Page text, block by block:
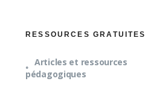
RESSOURCES GRATUITES
Articles et ressources
pédagogiques